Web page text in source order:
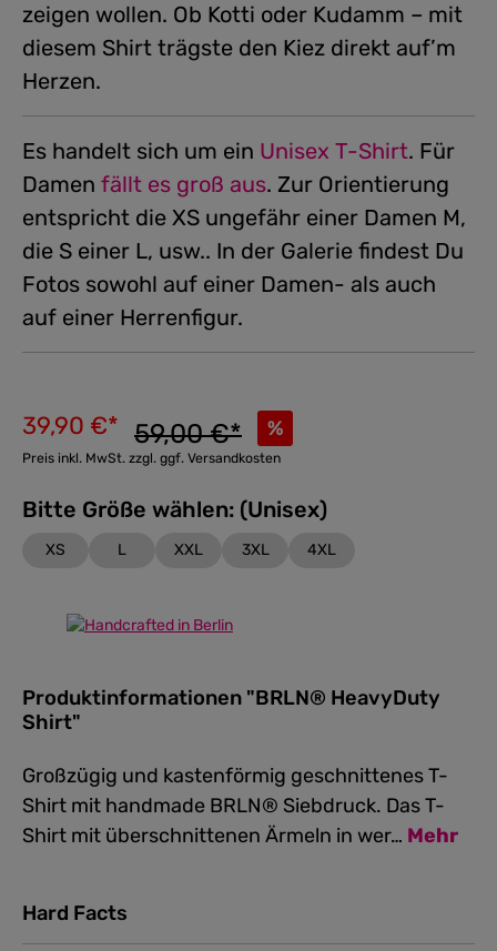
zeigen wollen. Ob Kotti oder Kudamm – mit
diesem Shirt trägste den Kiez direkt auf’m
Herzen.
Es handelt sich um ein Unisex T-Shirt. Für
Damen fällt es groß aus. Zur Orientierung
entspricht die XS ungefähr einer Damen M,
die S einer L, usw.. In der Galerie findest Du
Fotos sowohl auf einer Damen- als auch
auf einer Herrenfigur.
39,90 €* %
59,00 €*
Preis inkl. MwSt. zzgl. ggf. Versandkosten
Bitte Größe wählen: (Unisex)
XS L XXL 3XL 4XL
Produktinformationen "BRLN® HeavyDuty
Shirt"
Großzügig und kastenförmig geschnittenes T-
Shirt mit handmade BRLN® Siebdruck. Das T-
Shirt mit überschnittenen Ärmeln in wer… Mehr
Hard Facts